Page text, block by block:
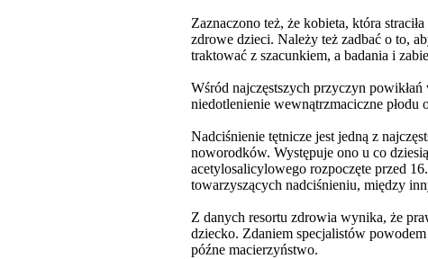
Zaznaczono też, że kobieta, która
zdrowe dzieci. Należy też zadbać o to,
traktować z szacunkiem, a badania i
Wśród najczęstszych przyczyn
niedotlenienie wewnątrzmaciczne
Nadciśnienie tętnicze jest jedną z
noworodków. Występuje ono u co
acetylosalicylowego rozpoczęte przed
towarzyszących nadciśnieniu, między
Z danych resortu zdrowia wynika, że
dziecko. Zdaniem specjalistów
późne macierzyństwo.